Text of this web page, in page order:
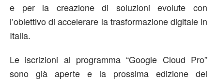
e per la creazione di soluzioni evolute con
l’obiettivo di accelerare la trasformazione digitale in
Italia.
Le iscrizioni al programma “Google Cloud Pro”
sono già aperte e la prossima edizione del